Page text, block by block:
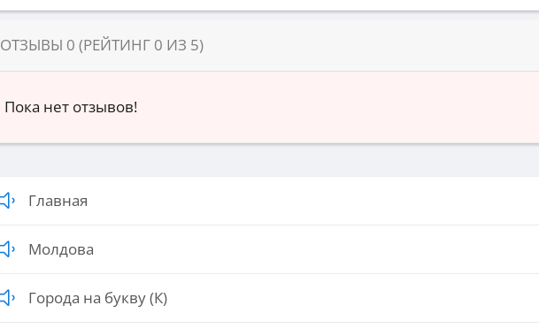
ОТЗЫВЫ 0 (РЕЙТИНГ 0 ИЗ 5)
Пока нет отзывов!
Главная
Молдова
Города на букву (К)